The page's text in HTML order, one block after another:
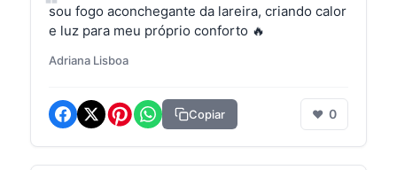
sou fogo aconchegante da lareira, criando calor
e luz para meu próprio conforto 🔥
Adriana Lisboa
Copiar ❤ 0